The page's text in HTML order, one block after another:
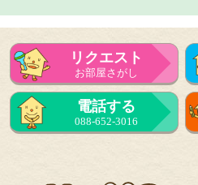
リクエスト
お部屋さがし
電話する
088-652-3016